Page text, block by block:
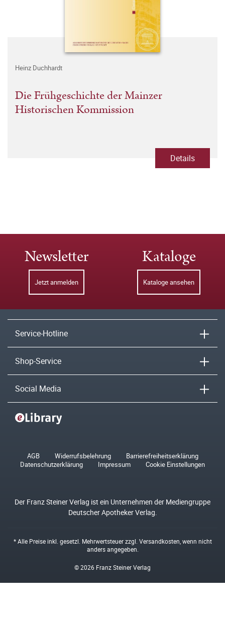
Heinz Duchhardt
Die Frühgeschichte der Mainzer
Historischen Kommission
Details
Newsletter
Jetzt anmelden
Kataloge
Kataloge ansehen
Service-Hotline
Shop-Service
Social Media
AGB Widerrufsbelehrung
Barrierefreiheitserklärung
Datenschutzerklärung
Impressum Cookie Einstellungen
Der Franz Steiner Verlag ist ein Unternehmen der Mediengruppe
Deutscher Apotheker Verlag.
* Alle Preise inkl. gesetzl. Mehrwertsteuer zzgl. Versandkosten , wenn nicht
anders angegeben.
© 2026 Franz Steiner Verlag